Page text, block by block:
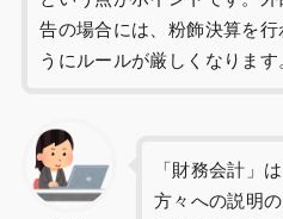
告の場合には、粉飾決算を行
うにルールが厳しくなります
「財務会計」
方々への説明